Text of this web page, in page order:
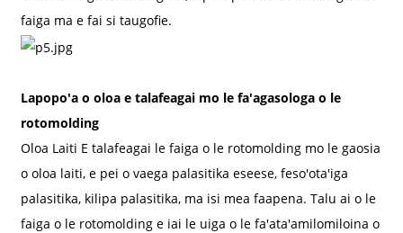
faiga ma e fai si taugofie.
Lapopo'a o oloa e talafeagai mo le fa'agasologa o le
rotomolding
Oloa Laiti E talafeagai le faiga o le rotomolding mo le gaosia
o oloa laiti, e pei o vaega palasitika eseese, feso'ota'iga
palasitika, kilipa palasitika, ma isi mea faapena. Talu ai o le
faiga o le rotomolding e iai le uiga o le fa'ata'amilomiloina o